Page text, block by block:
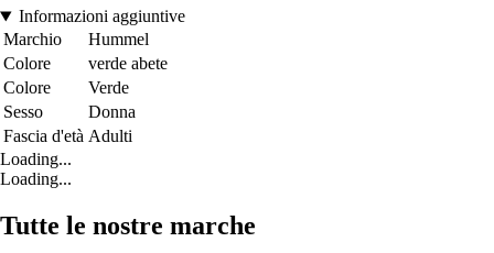
Informazioni aggiuntive
Marchio
Hummel
Colore
verde abete
Colore
Verde
Sesso
Donna
Fascia d'età Adulti
Loading...
Loading...
Tutte le nostre marche